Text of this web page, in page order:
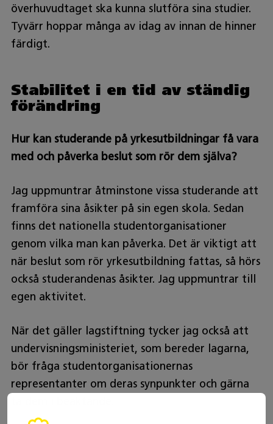
överhuvudtaget ska kunna slutföra sina studier.
Tyvärr hoppar många av idag av innan de hinner
färdigt.
Stabilitet i en tid av ständig
förändring
Hur kan studerande på yrkesutbildningar få vara
med och påverka beslut som rör dem själva?
Jag uppmuntrar åtminstone vissa studerande att
framföra sina åsikter på sin egen skola. Sedan
finns det nationella studentorganisationer
genom vilka man kan påverka. Det är viktigt att
när beslut som rör yrkesutbildning fattas, så hörs
också studerandenas åsikter. Jag uppmuntrar till
egen aktivitet.
När det gäller lagstiftning tycker jag också att
undervisningsministeriet, som bereder lagarna,
bör fråga studentorganisationernas
representanter om deras synpunkter och gärna